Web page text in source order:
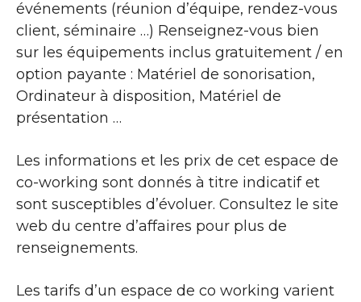
événements (réunion d’équipe, rendez-vous
client, séminaire …) Renseignez-vous bien
sur les équipements inclus gratuitement / en
option payante : Matériel de sonorisation,
Ordinateur à disposition, Matériel de
présentation …
Les informations et les prix de cet espace de
co-working sont donnés à titre indicatif et
sont susceptibles d’évoluer. Consultez le site
web du centre d’affaires pour plus de
renseignements.
Les tarifs d’un espace de co working varient